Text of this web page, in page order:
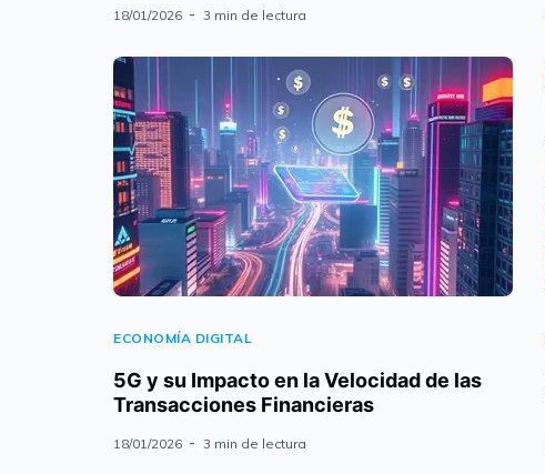
18/01/2026 3 min de lectura
ECONOMÍA DIGITAL
5G y su Impacto en la Velocidad de las
Transacciones Financieras
18/01/2026 3 min de lectura